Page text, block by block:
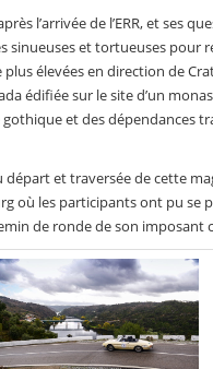
l’arrivée de l’ERR, et ses
sinueuses et tortueuses pour
élevées en direction de
édifiée sur le site d’un
et des dépendances
et traversée de cette
où les participants ont pu se
de ronde de son imposant